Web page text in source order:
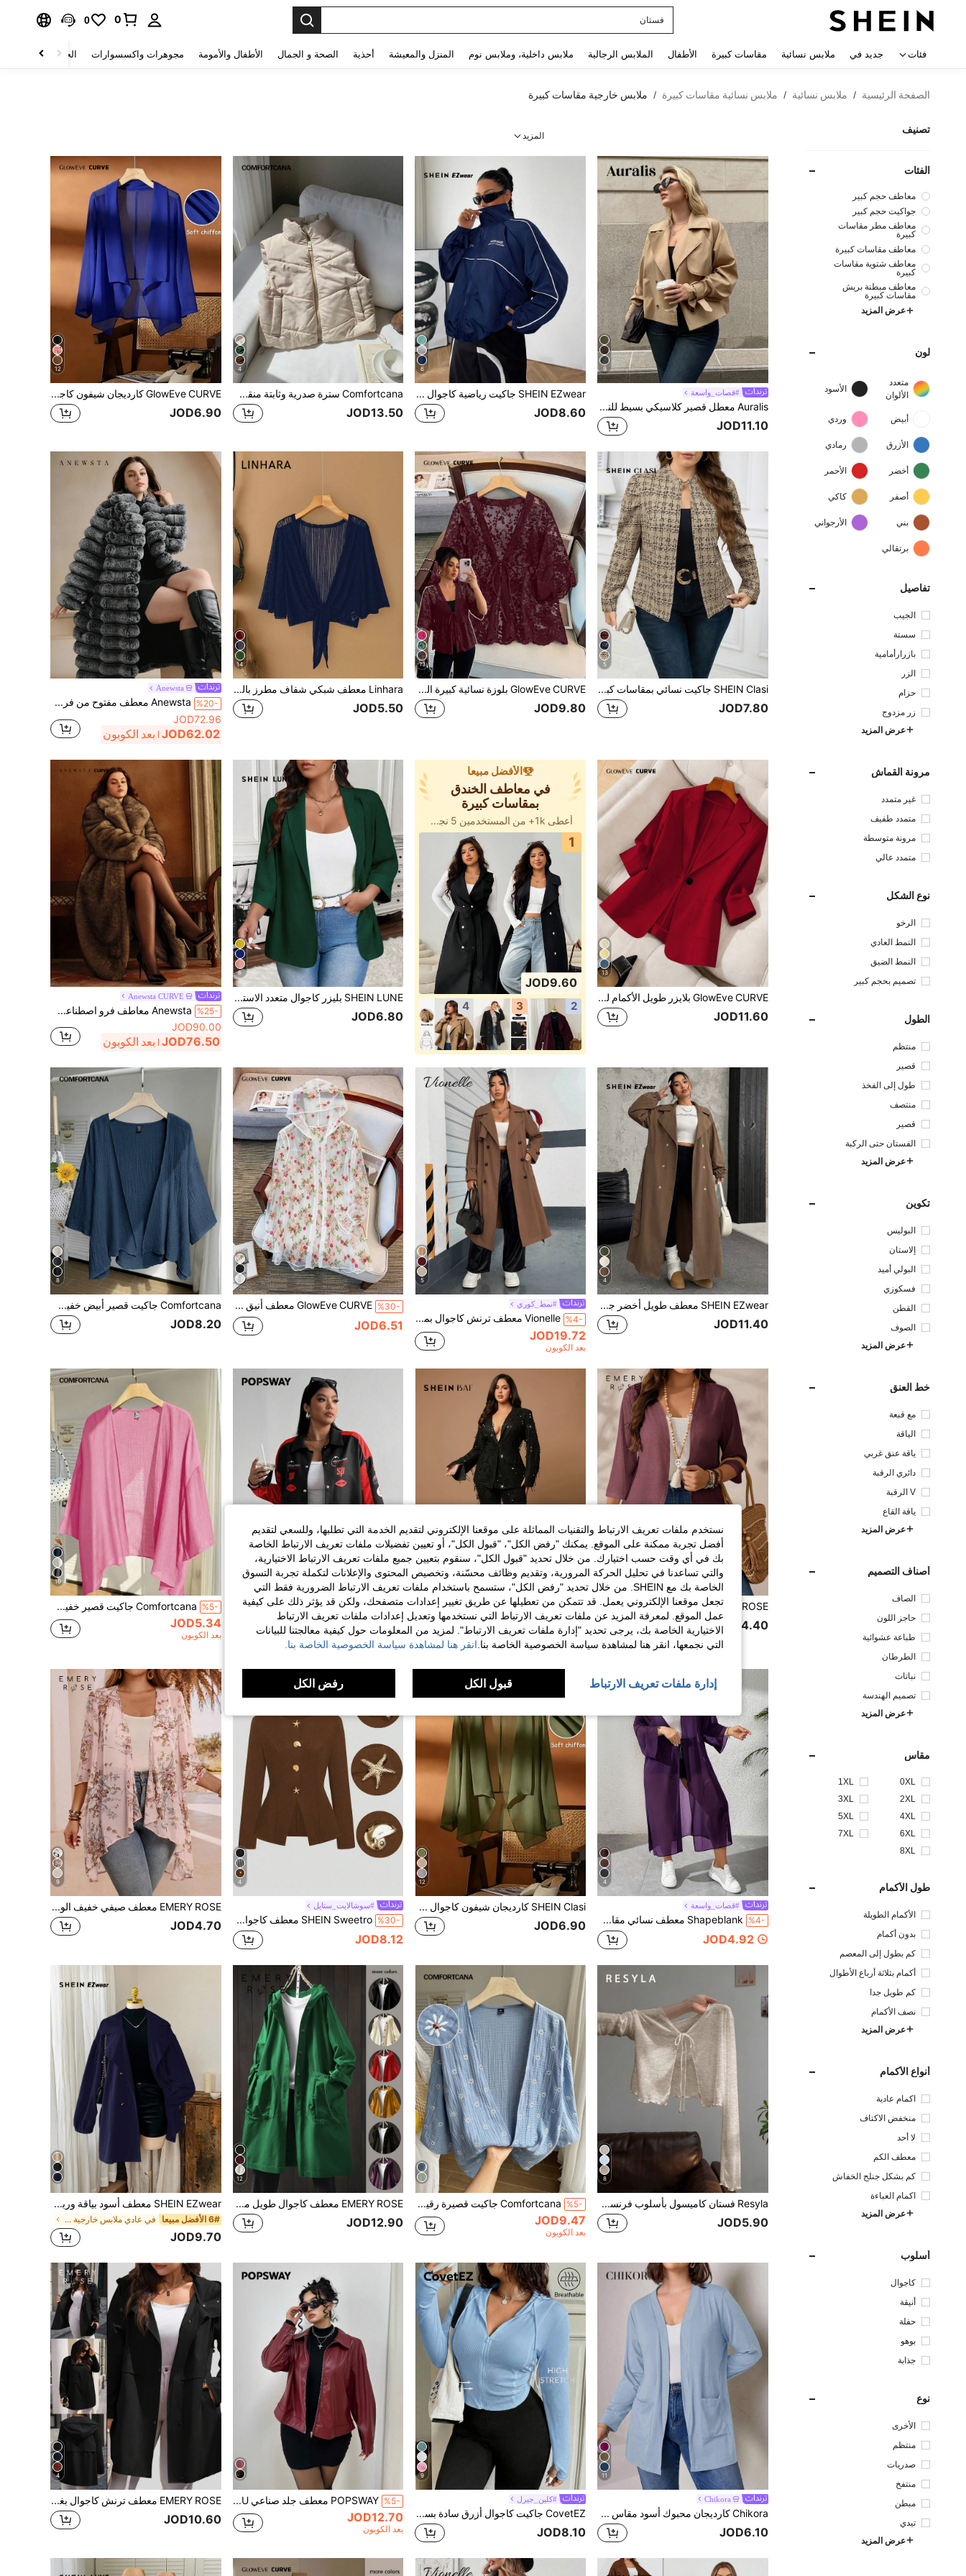
Squishy
0
0
فئات جديد في ملابس نسائية مقاسات كبيرة الأطفال الملابس الرجالية ملابس داخلية، وملابس نوم المنزل والمعيشة أحذية الصحة و الجمال الأطفال والأمومة مجوهرات واكسسوارات الحقائب والأمتعة
الصفحة الرئيسية / ملابس نسائية / ملابس نسائية مقاسات كبيرة / ملابس خارجية مقاسات كبيرة
تصنيف
الفئات
معاطف حجم كبير
جواكيت حجم كبير
معاطف مطر مقاسات
كبيرة
معاطف مقاسات كبيرة
معاطف شتوية مقاسات
كبيرة
معاطف مبطنة بريش
مقاسات كبيرة
عرض المزيد
لون
متعدد
الألوان
الأسود
أبيض وردي
الأزرق رمادي
أخضر الأحمر
أصفر كاكي
بني الأرجواني
برتقالي
تفاصيل
الجيب
سستة
بازرارأمامية
الزر
حزام
زر مزدوج
عرض المزيد
مرونة القماش
غير متمدد
متمدد طفيف
مرونة متوسطة
متمدد عالي
نوع الشكل
الرخو
النمط العادي
النمط الضيق
تصميم بحجم كبير
الطول
منتظم
قصير
طول إلى الفخذ
منتصف
قصير
الفستان حتى الركبة
عرض المزيد
تكوين
البوليس
إلاستان
البولي أميد
فسكوزي
القطن
الصوف
عرض المزيد
خط العنق
مع قبعة
الياقة
ياقة عنق غربي
دائري الرقبة
V الرقبة
ياقة القاع
عرض المزيد
أصناف التصميم
الصاف
حاجز اللون
طباعة عشوائية
الطرطان
نباتات
تصميم الهندسة
عرض المزيد
مقاس
0XL
1XL
2XL
3XL
4XL
5XL
6XL
7XL
8XL
طول الأكمام
الأكمام الطويلة
بدون أكمام
كم بطول إلى المعصم
أكمام بثلاثة أرباع الأطوال
كم طويل جدا
نصف الأكمام
عرض المزيد
أنواع الأكمام
اكمام عادية
منخفض الاكتاف
لا أحد
معطف الكم
كم بشكل جنلح الخفاش
اكمام العباءة
عرض المزيد
أسلوب
كاجوال
أنيقة
حفلة
بوهو
جذابة
نوع
الأخرى
منتظم
صدريات
منتفخ
مبطن
تيدي
عرض المزيد
المزيد
9
#قصات_واسعة
Auralis معطل قصير كلاسيكي بسيط للنساء ذوات الحجم الكبير، بتصميم فضفاض مريح للاستخدام اليومي، لون خاكي، مناسب للربيع
JOD11.10
6
SHEIN EZwear جاكيت رياضية كاجوال للنساء كبيرات الحجم، بطباعة حرفية وتفاصيل تباين على الأكمام الراجلان وسحاب
JOD8.60
4
Comfortcana سترة صدرية وثابتة منقطة مقاس كبير، لون بيج، للخريف والشتاء
JOD13.50
12
GlowEve CURVE كارديجان شيفون كاجوال قابل للتنفس للنساء بمقاسات كبيرة للخريف
JOD6.90
5
SHEIN Clasi جاكيت نسائي بمقاسات كبيرة مزين بإبزيم معدني من قماش التويد، أسلوب أنيق للاستخدام اليومي والتنقل للعمل، ملابس خارجية شتوية وخريفية موضة 2026
JOD7.80
13
GlowEve CURVE بلوزة نسائية كبيرة الحجم بياقة على شكل V وربطة أمامية شفافة للعطلات، كارديجان بياقة شال وأكمام نصف مطرزة ومفرغة
JOD9.80
14
Linhara معطف شبكي شفاف مطرز بالدانتيل للنساء ذوات الحجم الكبير لارتداء على الشاطئ
JOD5.50
Anewsta
%20-
Anewsta معطف مفتوح من فرو الأرنب المصطنع للمرأة للقياسات الكبيرة موضة الخريف/الشتاء متوسط الطول، للارتداء في أعياد العطلات
JOD72.96
JOD62.02 بعد الكوبون
13
GlowEve CURVE بلايزر طويل الأكمام للنساء ذوات الحجم الكبير، أحادي الصدر، ذو ياقة مفرودة، لون أحادي، مناسب للارتداء اليومي والتنقل
JOD11.60
الأفضل مبيعا
في معاطف الخندق
بمقاسات كبيرة
أعطى 1k+ من المستخدمين 5 نجوم
1
JOD9.60
2
3
4
6
SHEIN LUNE بليزر كاجوال متعدد الاستخدامات للنساء كبيرات الحجم بلون أحادي
JOD6.80
Anewsta CURVE
%25-
Anewsta معاطف فرو اصطناعي مقاسات كبيرة
JOD90.00
JOD76.50 بعد الكوبون
4
SHEIN EZwear معطف طويل أخضر جيشي مقاس كبير، خريف/شتاء
JOD11.40
5
#نمط_كوري
%4- Vionelle معطف ترنش كاجوال بمقاس كبير بأسلوب أمريكي جامعي عتيق، مزدوج الصدر مع ياقة عريضة وجيوب جانبية، ملابس خريف وشتاء للنساء
JOD19.72
بعد الكوبون
%30- GlowEve CURVE معطف أنيق مطرز بالزهور للنساء كبيرات الحجم، مناسب للشاطئ والعطلات الصيفية وحفلات الشاطئ
JOD6.51
8
Comfortcana جاكيت قصير أبيض خفيف الوزن بمقاس كبير، كارديجان قطني مريح للصيف/الخريف/الشتاء
JOD8.20
5
EMERY ROSE معطف كاجوال بتصميم غير متماثل للنساء ذوات الأحجام الكبيرة، لون أحادي، مناسب للعطلات والأجواء الصيفية والخريفية، بتصميم بسيط وأنيق للارتداء اليومي
JOD4.40
#أسود_خالد
%6- SHEIN BAE بلايزر نسائي مطرز بخرز أسود وشرابات مناسب للحفلات الهالوين، قياس كبير، قصة ضيقة، مناسب للخريف والشتاء
JOD33.16
بعد الكوبون
%5-
JOD11.00
بعد الكوبون
10
%5- Comfortcana جاكيت قصير خفيف الوزن بنسيج بارز مقاس كبير للصيف، وردي
JOD5.34
بعد الكوبون
4
#قصات_واسعة
%4- Shapeblank معطف نسائي مقاس كبير لتغطية الشاطئ، صيفي وخريفي، كاجوال عملي، للعطلات والحفلات الموسيقية والمكتب
JOD4.92
12
SHEIN Clasi كارديجان شيفون كاجوال قابل للتنفس للنساء بمقاسات كبيرة
JOD6.90
4
#سوشالايت_ستايل
%30- SHEIN Sweetro معطف كاجوال للنساء مقاسات كبيرة مزين بإبزيم معدني وأكمام طويلة
JOD8.12
9
EMERY ROSE معطف صيفي خفيف الوزن مفتوح من الأمام بتصميم غير متماثل للحواف، أنيق وعصري للارتداء اليومي، للنساء، ملابس غربية، للربيع
JOD4.70
8
Resyla فستان كاميسول بأسلوب فرنسي لأحجام كبيرة، بلوزة تي شيرت طويلة الأكمام مكسرة، شال مصنوع من الأقمشة الخفيفة المحبوكة للحماية من الشمص في الصيف
JOD5.90
%5- Comfortcana جاكيت قصيرة رقيقة خفيفة الوزن ذات ملمس مزخرف مقاس كبير في فصل الخريف/الشتاء
JOD9.47
بعد الكوبون
12
EMERY ROSE معطف كاجوال طويل مقنع مع جيوب كبيرة للمقاسات الكبيرة
JOD12.90
SHEIN EZwear معطف أسود بياقة وربطة عنق مناسب للمقاسات الكبيرة، بتصميم بسيط وعصري على الطراز الفرنسي للخريف والشتاء
6# الأفضل مبيعا في عادي ملابس خارجية بمقاسات كبيرة
JOD9.70
11
Chikora
Chikora كارديجان محبوك أسود مقاس كبير بقصة فضفاضة مع جيوب، كاجوال عملي للنساء
JOD6.10
9
#كلين_جيرل
CovetEZ جاكيت كاجوال أزرق سادة بسحاب كامل وغطاء رأس، مقاسات كبيرة
JOD8.10
%5- POPSWAY معطف جلد صناعي PU ذو موحد اللون مع رقبة، سحّاب أمامي لمقاسات كبيرة، للشتاء
JOD12.70
بعد الكوبون
4
EMERY ROSE معطف ترنش كاجوال بغطاء رأس وجيوب وأكمام طويلة بلون موحد للنساء مقاسات كبيرة
JOD10.60
نستخدم ملفات تعريف الارتباط والتقنيات المماثلة على موقعنا الإلكتروني لتقديم الخدمة التي تطلبها، وللسعي لتقديم
أفضل تجربة ممكنة على الموقع. يمكنك "رفض الكل"، "قبول الكل"، أو تعيين تفضيلات ملفات تعريف الارتباط الخاصة
بك في أي وقت حسب اختيارك. من خلال تحديد "قبول الكل"، سنقوم بتعيين جميع ملفات تعريف الارتباط الاختيارية،
والتي تساعدنا في تحليل الحركة المرورية، وتقديم وظائف محسّنة، وتخصيص المحتوى والإعلانات لتكملة تجربة التسوق
الخاصة بك مع SHEIN. من خلال تحديد "رفض الكل"، ستسمح باستخدام ملفات تعريف الارتباط الضرورية فقط التي
تجعل موقعنا الإلكتروني يعمل. قد تتمكن من تعطيلها عن طريق تغيير إعدادات متصفحك، ولكن قد يؤثر ذلك على كيفية
عمل الموقع. لمعرفة المزيد عن ملفات تعريف الارتباط التي نستخدمها وتعديل إعدادات ملفات تعريف الارتباط
الاختيارية الخاصة بك، يرجى تحديد "إدارة ملفات تعريف الارتباط". لمزيد من المعلومات حول كيفية معالجتنا للبيانات
التي نجمعها، انقر هنا لمشاهدة سياسة الخصوصية الخاصة بنا. انقر هنا لمشاهدة سياسة الخصوصية الخاصة بنا.
إدارة ملفات تعريف الارتباط قبول الكل رفض الكل